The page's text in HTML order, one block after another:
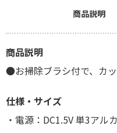
商品説明
商品説明
●お掃除ブラシ付で、カ
仕様・サイズ
・電源：DC1.5V 単3アル